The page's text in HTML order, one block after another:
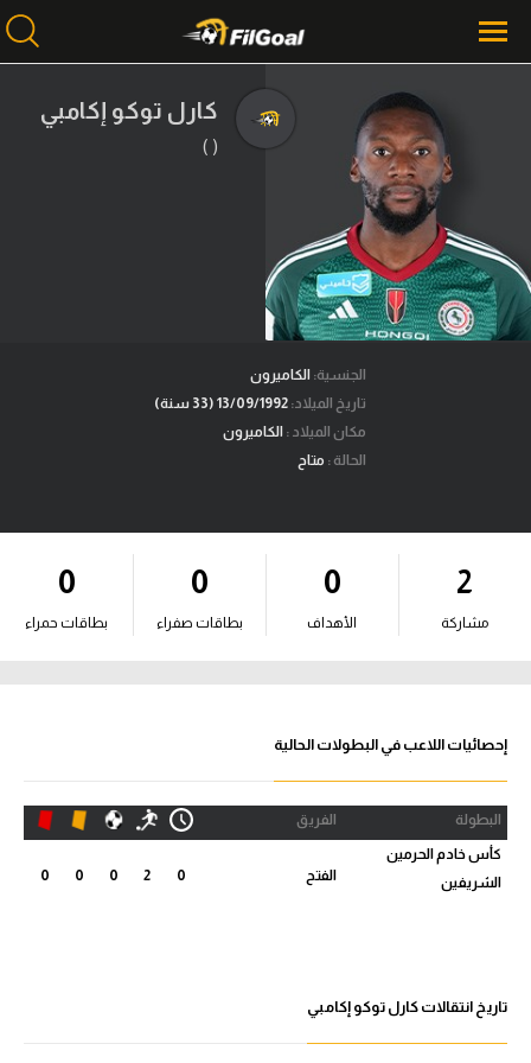
محتوى إخباري
الرئيسية
أخبار
مباريات
ميركاتو
آراء حرة
ركن الألعاب
الدوري المصري
الدوري الإنجليزي الممتاز
الدوري الإسباني
الدوري الألماني
كارل توكو إكامبي
( )
الجنسية: الكاميرون
تاريخ الميلاد:
مكان الميلاد : الكاميرون
الحالة : متاح
2
مشاركة
0
الأهداف
0
بطاقات صفراء
0
بطاقات حمراء
إحصائيات اللاعب في البطولات الحالية
البطولة الفريق
كأس خادم الحرمين
الشريفين
الفتح 0
2
0
0
0
تاريخ انتقالات كارل توكو إكامبي